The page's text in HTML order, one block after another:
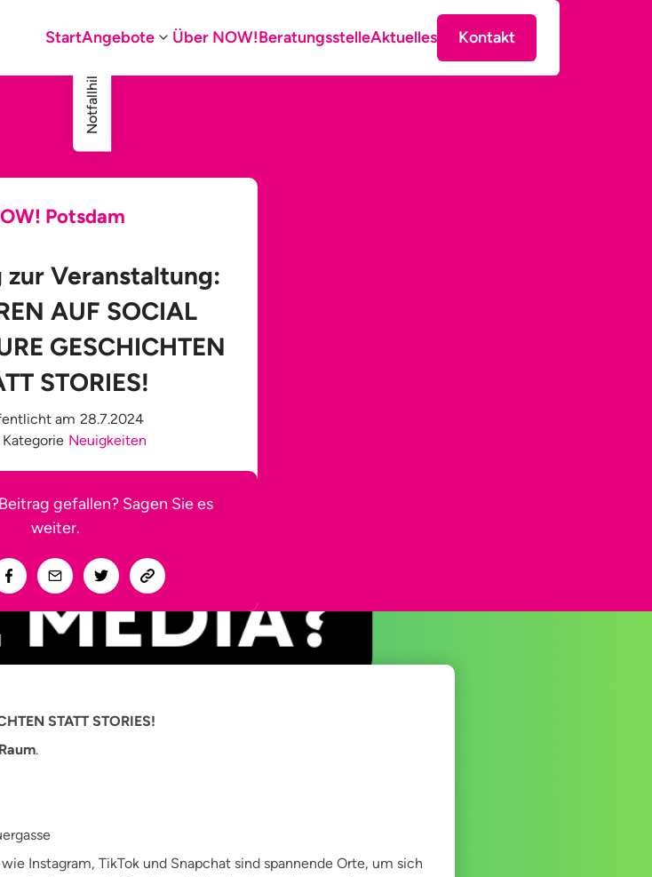
StartAngebote Über NOW!BeratungsstelleAktuelles Kontakt
Notfallhilfe
Potsdam
zur Veranstaltung:
AUF SOCIAL
GESCHICHTEN
STORIES!
am 28.7.2024
Kategorie Neuigkeiten
gefallen? Sagen Sie es
weiter.
STATT STORIES!
.
Instagram, TikTok und Snapchat sind spannende Orte, um sich